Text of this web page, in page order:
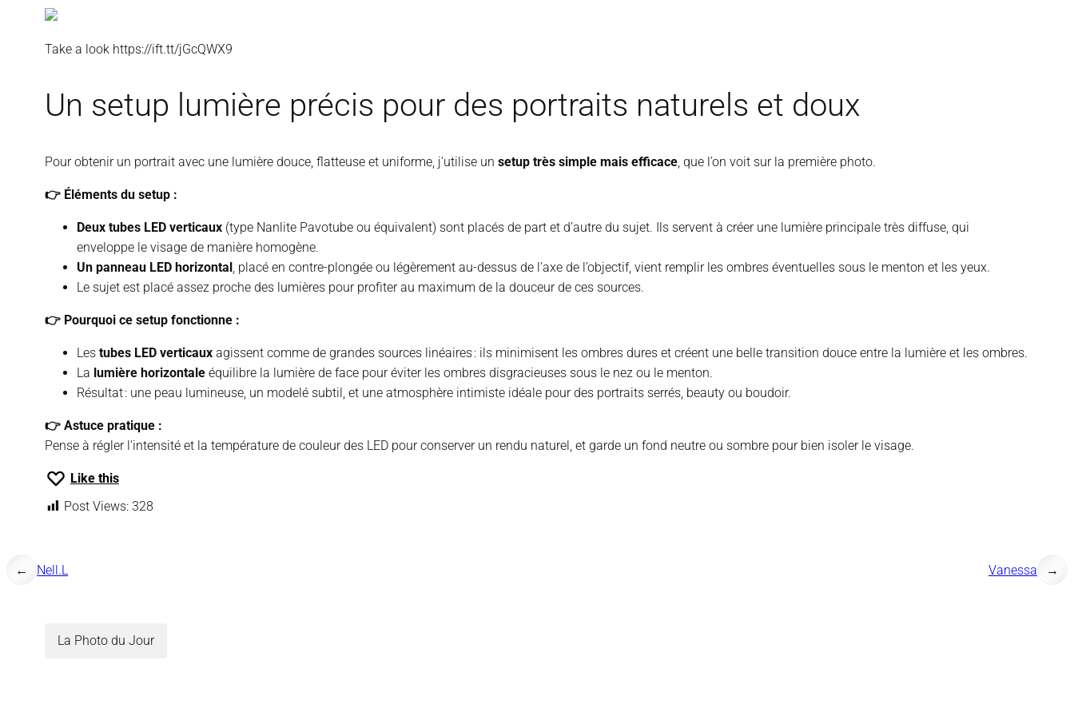
Take a look https://ift.tt/jGcQWX9
Un setup lumière précis pour des portraits naturels et doux
Pour obtenir un portrait avec une lumière douce, flatteuse et uniforme, j’utilise un setup très simple mais efficace, que l’on voit sur la première photo.
👉 Éléments du setup :
Deux tubes LED verticaux (type Nanlite Pavotube ou équivalent) sont placés de part et d’autre du sujet. Ils servent à créer une lumière principale très diffuse, qui
enveloppe le visage de manière homogène.
Un panneau LED horizontal , placé en contre-plongée ou légèrement au-dessus de l’axe de l’objectif, vient remplir les ombres éventuelles sous le menton et les yeux.
Le sujet est placé assez proche des lumières pour profiter au maximum de la douceur de ces sources.
👉 Pourquoi ce setup fonctionne :
Les tubes LED verticaux agissent comme de grandes sources linéaires : ils minimisent les ombres dures et créent une belle transition douce entre la lumière et les ombres.
La lumière horizontale équilibre la lumière de face pour éviter les ombres disgracieuses sous le nez ou le menton.
Résultat : une peau lumineuse, un modelé subtil, et une atmosphère intimiste idéale pour des portraits serrés, beauty ou boudoir.
👉 Astuce pratique :
Pense à régler l’intensité et la température de couleur des LED pour conserver un rendu naturel, et garde un fond neutre ou sombre pour bien isoler le visage.
Like this
Post Views: 328
← Nell.L Vanessa →
La Photo du Jour